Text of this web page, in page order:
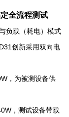
全流程测试
负载（耗电）模式
创新采用双向电
，为被测设备供
，测试设备带载